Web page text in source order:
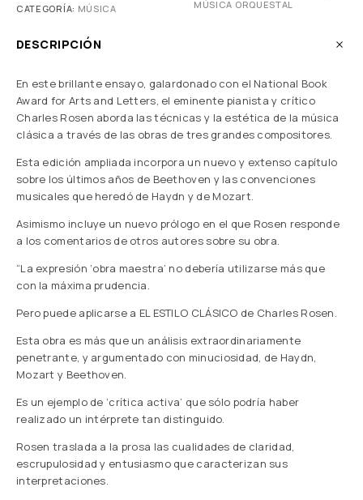
CATEGORÍA: MÚSICA
MÚSICA ORQUESTAL
DESCRIPCIÓN
En este brillante ensayo, galardonado con el National Book
Award for Arts and Letters, el eminente pianista y crítico
Charles Rosen aborda las técnicas y la estética de la música
clásica a través de las obras de tres grandes compositores.
Esta edición ampliada incorpora un nuevo y extenso capítulo
sobre los últimos años de Beethoven y las convenciones
musicales que heredó de Haydn y de Mozart.
Asimismo incluye un nuevo prólogo en el que Rosen responde
a los comentarios de otros autores sobre su obra.
“La expresión ‘obra maestra’ no debería utilizarse más que
con la máxima prudencia.
Pero puede aplicarse a EL ESTILO CLÁSICO de Charles Rosen.
Esta obra es más que un análisis extraordinariamente
penetrante, y argumentado con minuciosidad, de Haydn,
Mozart y Beethoven.
Es un ejemplo de ‘crítica activa’ que sólo podría haber
realizado un intérprete tan distinguido.
Rosen traslada a la prosa las cualidades de claridad,
escrupulosidad y entusiasmo que caracterizan sus
interpretaciones.